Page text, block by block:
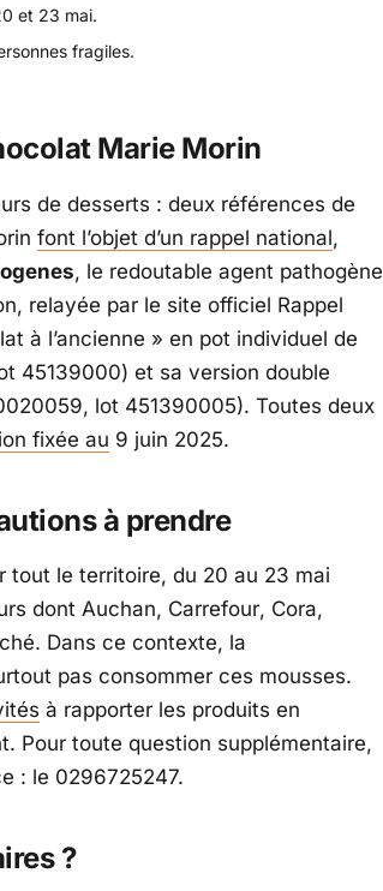
et 23 mai.
fragiles.
Marie Morin
de desserts : deux références de
font l’objet d’un rappel national,
, le redoutable agent pathogène
relayée par le site officiel Rappel
à l’ancienne » en pot individuel de
45139000) et sa version double
lot 451390005). Toutes deux
fixée au 9 juin 2025.
à prendre
tout le territoire, du 20 au 23 mai
dont Auchan, Carrefour, Cora,
. Dans ce contexte, la
pas consommer ces mousses.
à rapporter les produits en
Pour toute question supplémentaire,
: le 0296725247.
?